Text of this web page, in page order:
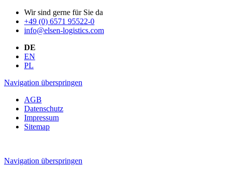
Wir sind gerne für Sie da
+49 (0) 6571 95522-0
info@elsen-logistics.com
DE
EN
PL
Navigation überspringen
AGB
Datenschutz
Impressum
Sitemap
Navigation überspringen